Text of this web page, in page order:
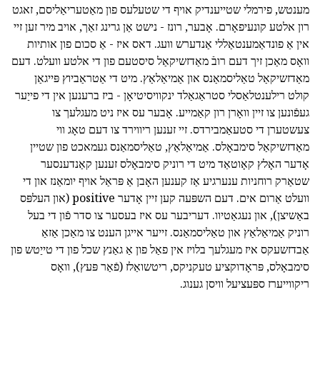
מענטש, פירמלי שטייענדיק אויף די שטעלעס פון מאַטעריאַליסם, זאגט
רון אלטע קונעיפאָרם. אָבער, רונז - נישט אַן גרינג זאַך, אויב מיר זען זיי
אין אַ פונדאַמענטאַללי אַנדערש וועג. דאס איז - אַ סכום פון אותיות
וואָס מאַכן זיך דעם רובֿ מאַדזשיקאַל סיסטעם פון די אלטע וועלט. דעם
מאַדזשיקאַל טאַליסמאַנס און אַמיאַלאַץ. מיט די אַטראַביוץ פּייגאַן
קולט רילענטלאַסלי סטראַגאַלד ינקוויסיטיאָן - ביז ברענען אין די פייַער
געפֿונען צו זיין וואָרן רון קאַמייע. אָבער עס איז ניט מעגלעך צו
צעשטערן די סטעאַמבירדס. זיי זענען ריווירד צו דעם טאָג ווי
מאַדזשיקאַל סימבאָלס. אַמיאַלאַץ, טאַליסמאַנס געמאכט פון שטיין
אָדער האָלץ קאָוטאַד מיט די רוניק סימבאָלס זענען קאַנדענסער
שטאַרק רוחניות ענערגיע אַז קענען האָבן אַ פּראַל אויף יומאַנז און די
וועלט אַרום אים. דעם השפּעה קען זיין אָדער positive (און העלפּס
באַשיצן), און נעגאַטיוו. דעריבער עס איז בעסער צו סדר פֿון די בעל
רוניק אַמיאַלאַץ און טאַליסמאַנס. זייער אייגן הענט צו מאַכן אַזאַ
אַבדזשעקס איז מעגלעך בלויז אין פאַל פון אַ גאַנץ שכל פון די טייַטש פון
סימבאָלס, פּראָדוקציע טעקניקס, ריטשואַלז (פֿאַר פּעץ), וואָס
ריקווייערז ספּעציעל וויסן גענוג.